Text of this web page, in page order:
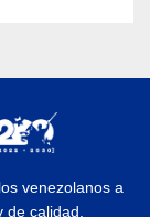
venezolanos a
calidad.